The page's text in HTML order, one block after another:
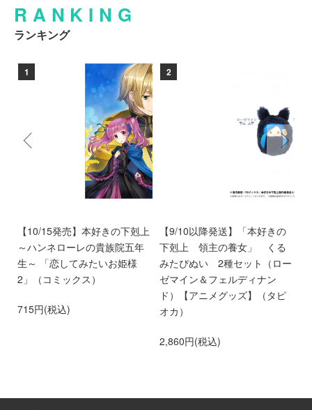
RANKING
ランキング
1
【10/15発売】本好きの下剋上
～ハンネローレの貴族院五年
生～ 「恋してみたいお姫様
2」（コミックス）
715円(税込)
2
【9/10以降発送】「本好きの
下剋上 領主の養女」 くる
みたぴぬい 2種セット（ロー
ゼマイン＆フェルディナン
ド）【アニメグッズ】（タピ
オカ）
2,860円(税込)